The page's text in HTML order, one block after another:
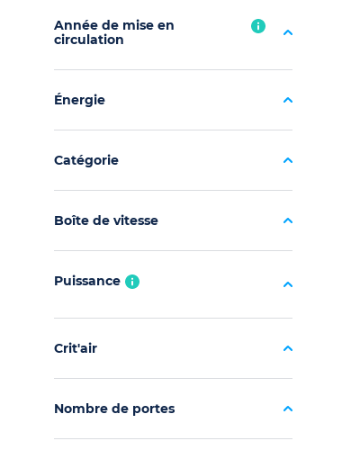
Année de mise en
circulation
Énergie
Catégorie
Boîte de vitesse
Puissance
Crit'air
Nombre de portes